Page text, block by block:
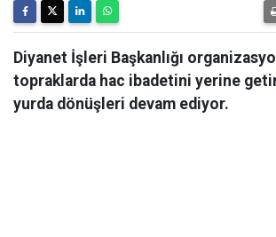
Diyanet İşleri Başkanlığı
topraklarda hac ibadetini yerine
yurda dönüşleri devam ediyor.